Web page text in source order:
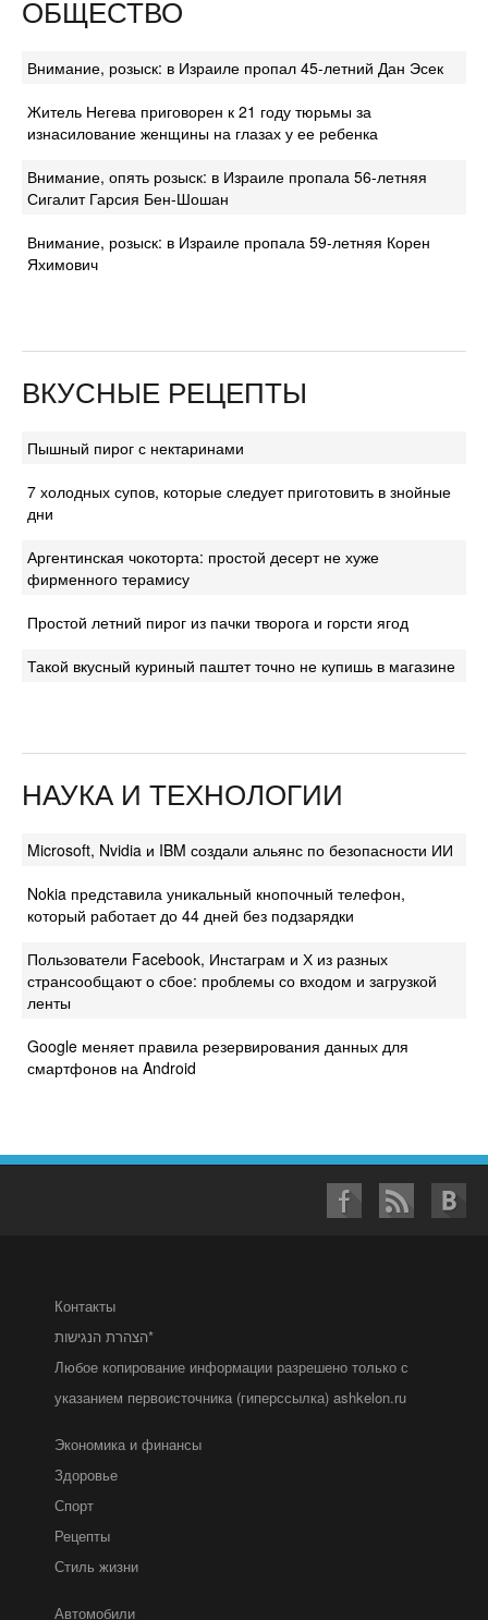
ОБЩЕСТВО
Внимание, розыск: в Израиле пропал 45-летний Дан Эсек
Житель Негева приговорен к 21 году тюрьмы за
изнасилование женщины на глазах у ее ребенка
Внимание, опять розыск: в Израиле пропала 56-летняя
Сигалит Гарсия Бен-Шошан
Внимание, розыск: в Израиле пропала 59-летняя Корен
Яхимович
ВКУСНЫЕ РЕЦЕПТЫ
Пышный пирог с нектаринами
7 холодных супов, которые следует приготовить в знойные
дни
Аргентинская чокоторта: простой десерт не хуже
фирменного терамису
Простой летний пирог из пачки творога и горсти ягод
Такой вкусный куриный паштет точно не купишь в магазине
НАУКА И ТЕХНОЛОГИИ
Microsoft, Nvidia и IBM создали альянс по безопасности ИИ
Nokia представила уникальный кнопочный телефон,
который работает до 44 дней без подзарядки
Пользователи Facebook, Инстаграм и Х из разных
странсообщают о сбое: проблемы со входом и загрузкой
ленты
Google меняет правила резервирования данных для
смартфонов на Android
Контакты
הצהרת הנגישות*
Любое копирование информации разрешено только с
указанием первоисточника (гиперссылка) ashkelon.ru
Экономика и финансы
Здоровье
Спорт
Рецепты
Стиль жизни
Автомобили